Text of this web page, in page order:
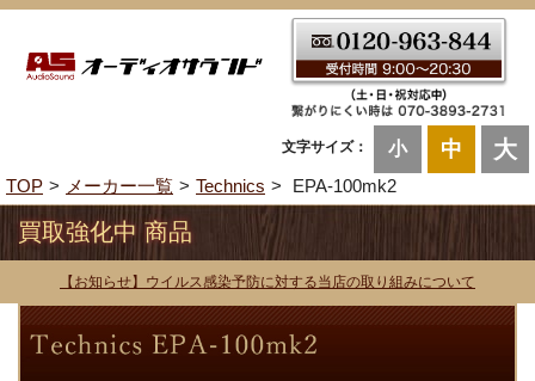
文字サイズ： 小 中 大
TOP メーカー一覧 Technics EPA-100mk2
買取強化中 商品
【お知らせ】ウイルス感染予防に対する当店の取り組みについて